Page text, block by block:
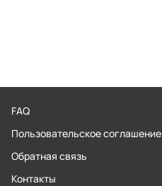
FAQ
Пользовательское соглашение
Обратная связь
Контакты